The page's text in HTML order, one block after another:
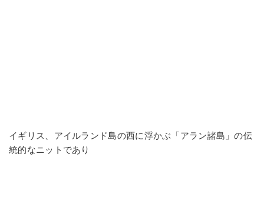
イギリス、アイルランド島の西に浮かぶ「アラン諸島」の伝
統的なニットであり